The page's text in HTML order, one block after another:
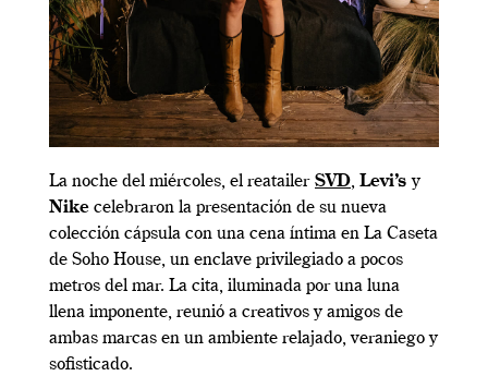
La noche del miércoles, el reatailer SVD, Levi’sy
Nike celebraron la presentación de su nueva
colección cápsula con una cena íntima en La Caseta
de Soho House, un enclave privilegiado a pocos
metros del mar. La cita, iluminada por una luna
llena imponente, reunió a creativos y amigos de
ambas marcas en un ambiente relajado, veraniego y
sofisticado.